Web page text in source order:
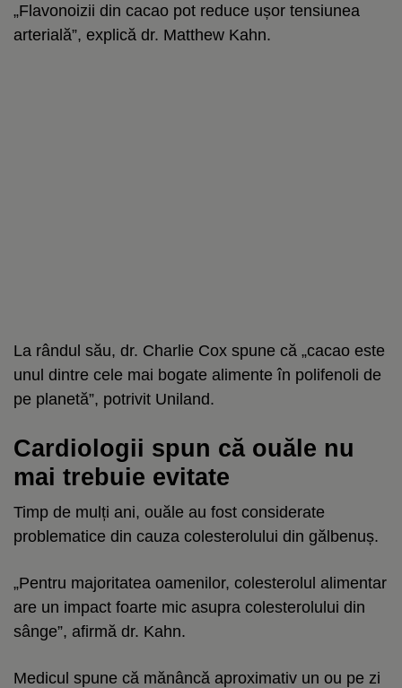
„Flavonoizii din cacao pot reduce ușor tensiunea
arterială”, explică dr. Matthew Kahn.
La rândul său, dr. Charlie Cox spune că „cacao este
unul dintre cele mai bogate alimente în polifenoli de
pe planetă”, potrivit Uniland.
Cardiologii spun că ouăle nu
mai trebuie evitate
Timp de mulți ani, ouăle au fost considerate
problematice din cauza colesterolului din gălbenuș.
„Pentru majoritatea oamenilor, colesterolul alimentar
are un impact foarte mic asupra colesterolului din
sânge”, afirmă dr. Kahn.
Medicul spune că mănâncă aproximativ un ou pe zi